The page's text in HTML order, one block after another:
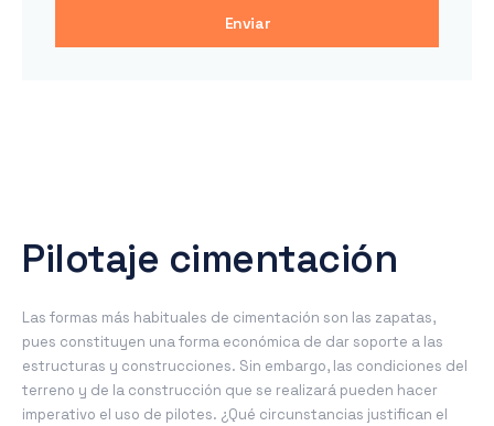
Enviar
Pilotaje cimentación
Las formas más habituales de cimentación son las zapatas,
pues constituyen una forma económica de dar soporte a las
estructuras y construcciones. Sin embargo, las condiciones del
terreno y de la construcción que se realizará pueden hacer
imperativo el uso de pilotes. ¿Qué circunstancias justifican el